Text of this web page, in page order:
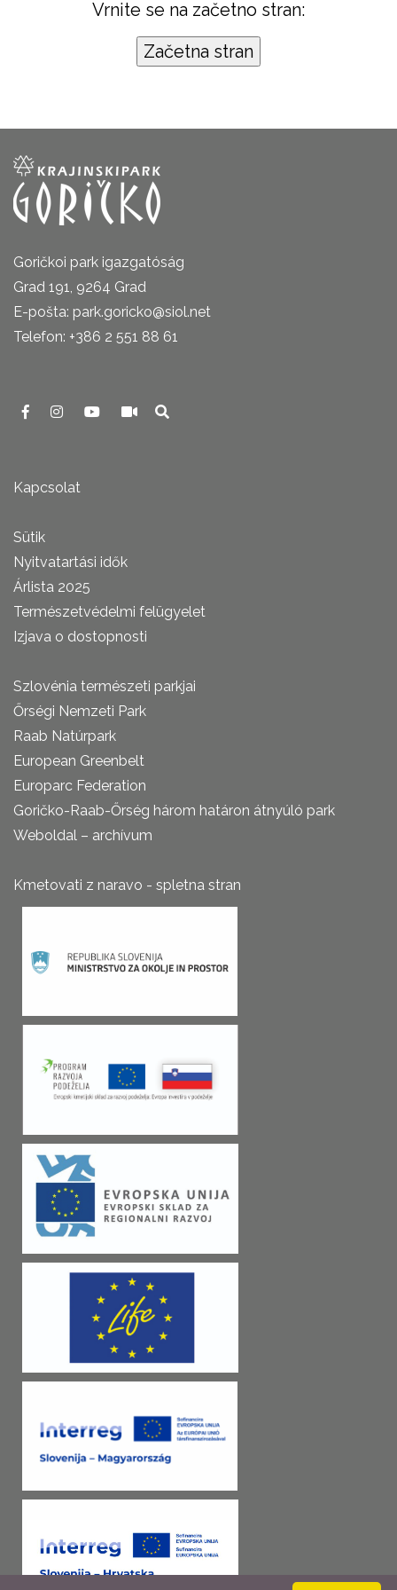
Vrnite se na začetno stran:
Goričkoi park igazgatóság
Grad 191, 9264 Grad
E-pošta: park.goricko@siol.net
Telefon: +386 2 551 88 61
Kapcsolat
Sütik
Nyitvatartási idők
Árlista 2025
Természetvédelmi felügyelet
Izjava o dostopnosti
Szlovénia természeti parkjai
Őrségi Nemzeti Park
Raab Natúrpark
European Greenbelt
Europarc Federation
Goričko-Raab-Őrség három határon átnyúló park
Weboldal – archívum
Kmetovati z naravo - spletna stran